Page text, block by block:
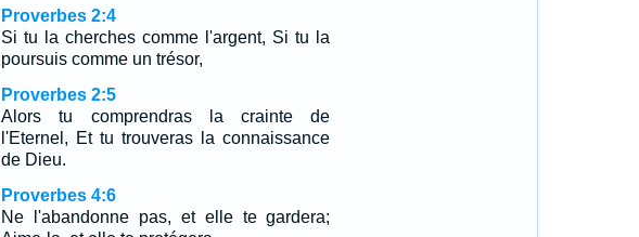
Proverbes 2:4
Si tu la cherches comme l'argent, Si tu la
poursuis comme un trésor,
Proverbes 2:5
Alors tu comprendras la crainte de
l'Eternel, Et tu trouveras la connaissance
de Dieu.
Proverbes 4:6
Ne l'abandonne pas, et elle te gardera;